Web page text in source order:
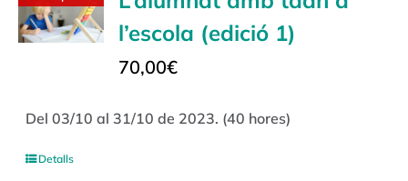
l’escola (edició 1)
70,00€
Del 03/10 al 31/10 de 2023. (40 hores)
Detalls